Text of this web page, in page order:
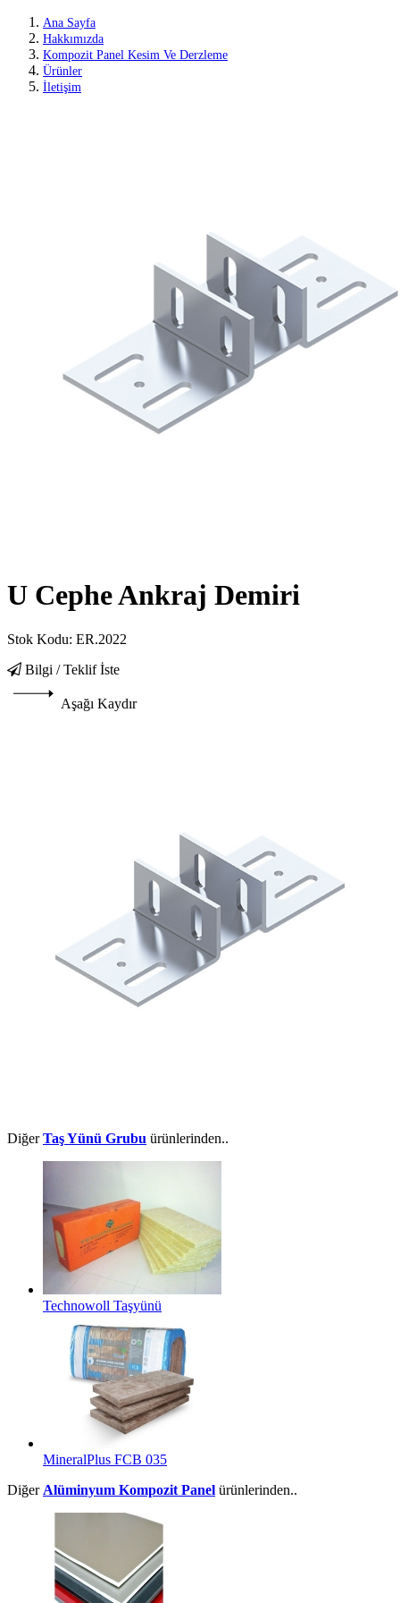
Ana Sayfa
Hakkımızda
Kompozit Panel Kesim Ve Derzleme
Ürünler
İletişim
U Cephe Ankraj Demiri
Stok Kodu: ER.2022
Bilgi / Teklif İste
Aşağı Kaydır
DiğerTaş Yünü Grubu ürünlerinden..
Technowoll Taşyünü
MineralPlus FCB 035
DiğerAlüminyum Kompozit Panel ürünlerinden..